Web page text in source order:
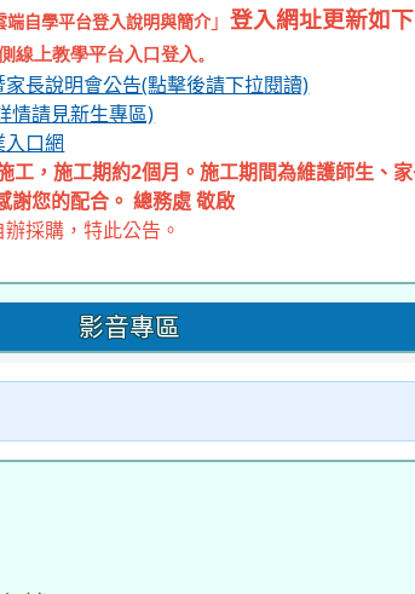
端自學平台登入說明與簡介」登入網址更新如下
線上教學平台入口登入。
長說明會公告(點擊後請下拉閱讀)
情請見新生專區)
口網
工，施工期約2個月。施工期間為維護師生、
謝您的配合。 總務處 敬啟
採購，特此公告。
影音專區